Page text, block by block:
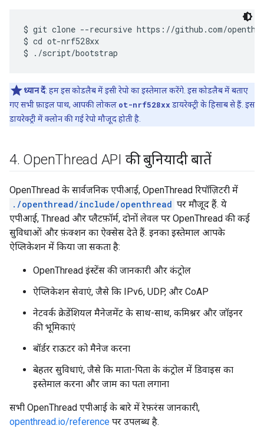
$ git clone --recursive https://github.com/
$ cd ot-nrf528xx
ध्यान दें: हम इस कोडलैब में इसी रेपो का इस्तेमाल करेंगे. इस कोडलैब में बताए
गए सभी फ़ाइल पाथ, आपकी लोकल ot-nrf528xx डायरेक्ट्री के हिसाब से हैं. इस
डायरेक्ट्री में क्लोन की गई रेपो मौजूद होती है.
4. OpenThread API की बुनियादी बातें
OpenThread के सार्वजनिक एपीआई, OpenThread रिपॉज़िटरी में
./openthread/include/openthread पर मौजूद हैं. ये
एपीआई, Thread और प्लैटफ़ॉर्म, दोनों लेवल पर OpenThread की कई
सुविधाओं और फ़ंक्शन का ऐक्सेस देते हैं. इनका इस्तेमाल आपके
ऐप्लिकेशन में किया जा सकता है:
OpenThread इंस्टेंस की जानकारी और कंट्रोल
ऐप्लिकेशन सेवाएं, जैसे कि IPv6, UDP, और CoAP
नेटवर्क क्रेडेंशियल मैनेजमेंट के साथ-साथ, कमिश्नर और जॉइनर
की भूमिकाएं
बॉर्डर राऊटर को मैनेज करना
बेहतर सुविधाएं, जैसे कि माता-पिता के कंट्रोल में डिवाइस का
इस्तेमाल करना और जाम का पता लगाना
सभी OpenThread एपीआई के बारे में रेफ़रंस जानकारी,
openthread.io/reference पर उपलब्ध है.